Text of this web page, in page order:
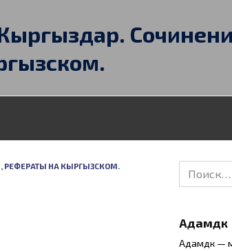
РЕФЕРАТЫ НА КЫРГЫЗСКОМ.
Search
for:
Адамдүк
Адамдүк —